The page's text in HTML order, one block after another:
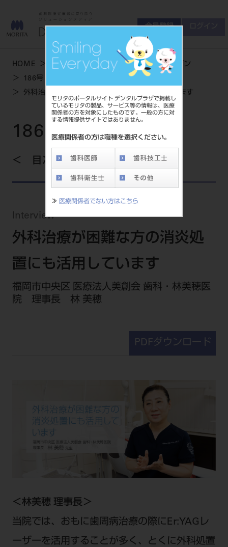
モリタのポータルサイト デンタルプラザで掲載し
ているモリタの製品、サービス等の情報は、医療
関係者の方を対象にしたものです。一般の方に対
する情報提供サイトではありません。
医療関係者の方は職種を選択ください。
≫ 医療関係者でない方はこちら
会員登録
HOME 学術・お役立ち情報
デンタルマガジン
186号 AUTUMN
外科治療が困難な方の消炎処置にも活用しています
186号 AUTUMN
目次を見る
Interview
外科治療が困難な方の消炎処
置にも活用しています
福岡市中央区 医療法人美創会 歯科・林美穂医
院 理事長 林 美穂
PDFダウンロード
＜林美穂 理事長＞
当院では、おもに歯周病治療の際にEr:YAGレ
ーザーを活用することが多く、とくに外科処置
お問い合わせ
商品について
セミナーについて
友の会について
ご開業について
会員登録 ログイン
MORITA With
製品情報
製品情報トップ
製品カテゴリ
チェア・ユニット
X線撮影装置・器具関連
レーザー装置関連
その他設備機器
ディーラー向けシステム関連
CADデータ
中古医療機器
モリタ友の会のご案内
モリタ友の会無料会員登録
お客様相談センター
製品サポート情報
製品から探す
メーカーから探す
モリタに対するご意見・お問い合わせ
ご開業に関するお問い合わせ
お客様の声への取り組み
商品感動体験
修理・メンテナンス等
セミナー・イベント
全てのセミナー・イベント
歯科医師
モリタ関連イベント
学会・研究会
開業支援
One to One Club
物件エリア調査
DENTAL OFFICE セレクション
モリタ友の会
衛生士会員
無料会員のご案内
会員登録
高齢者歯科・訪問診療 製品情報
pd style
はじめての方へ
院内ツアー
デンタルマガジン
ビデオライブラリー
ニュース
支店営業所
全国のショールーム
Dental Plaza Tokyo
MDSC